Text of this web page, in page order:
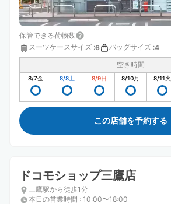
保管できる荷物数
スーツケースサイズ :6 バッグサイズ :4
空き時間
8/7金 8/8土 8/9日 8/10月 8/11火
この店舗を予約する
ドコモショップ三鷹店
三鷹駅から徒歩1分
本日の営業時間 : 10:00〜18:00